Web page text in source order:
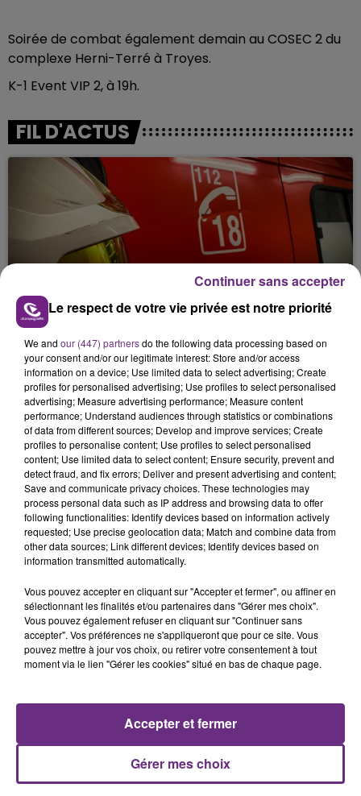
Soirée de combat également demain au COSEC 2 du
complexe Herni-Terré à Troyes.
K-1 Event VIP 2, à 19h.
FIL D'ACTUS
UN FEU DE REMORQUE BLOQUE LA
CIRCULATION DANS LES ARDENNES
Un feu de remorque s'est déclaré ce mercredi en
fin de matinée sur l'A34.
VENEZ FÊTER CE WEEK-END
L'ANNIVERSAIRE DE WOINIC
Ce samedi 8 août sera un grand jour :
l'anniversaire du plus gros sanglier du monde.
Une fête est donc organisée et vous êtes tous
conviés !
TITRES DIFFUSÉS
10h44
10h44 10h41
10h41
Le respect de votre vie privée est notre priorité
We and our (447) partnersdo the following data processing based on
your consent and/or our legitimate interest: Store and/or access
information on a device; Use limited data to select advertising; Create
profiles for personalised advertising; Use profiles to select personalised
advertising; Measure advertising performance; Measure content
performance; Understand audiences through statistics or combinations
of data from different sources; Develop and improve services; Create
profiles to personalise content; Use profiles to select personalised
content; Use limited data to select content; Ensure security, prevent and
detect fraud, and fix errors; Deliver and present advertising and content;
Save and communicate privacy choices. These technologies may
process personal data such as IP address and browsing data to offer
following functionalities: Identify devices based on information actively
requested; Use precise geolocation data; Match and combine data from
other data sources; Link different devices; Identify devices based on
information transmitted automatically.
Vous pouvez accepter en cliquant sur "Accepter et fermer", ou affiner en
sélectionnant les finalités et/ou partenaires dans "Gérer mes choix".
Vous pouvez également refuser en cliquant sur "Continuer sans
accepter". Vos préférences ne s'appliqueront que pour ce site. Vous
pouvez mettre à jour vos choix, ou retirer votre consentement à tout
moment via le lien "Gérer les cookies" situé en bas de chaque page.
Gérer mes choix
Accepter et fermer
Continuer sans accepter